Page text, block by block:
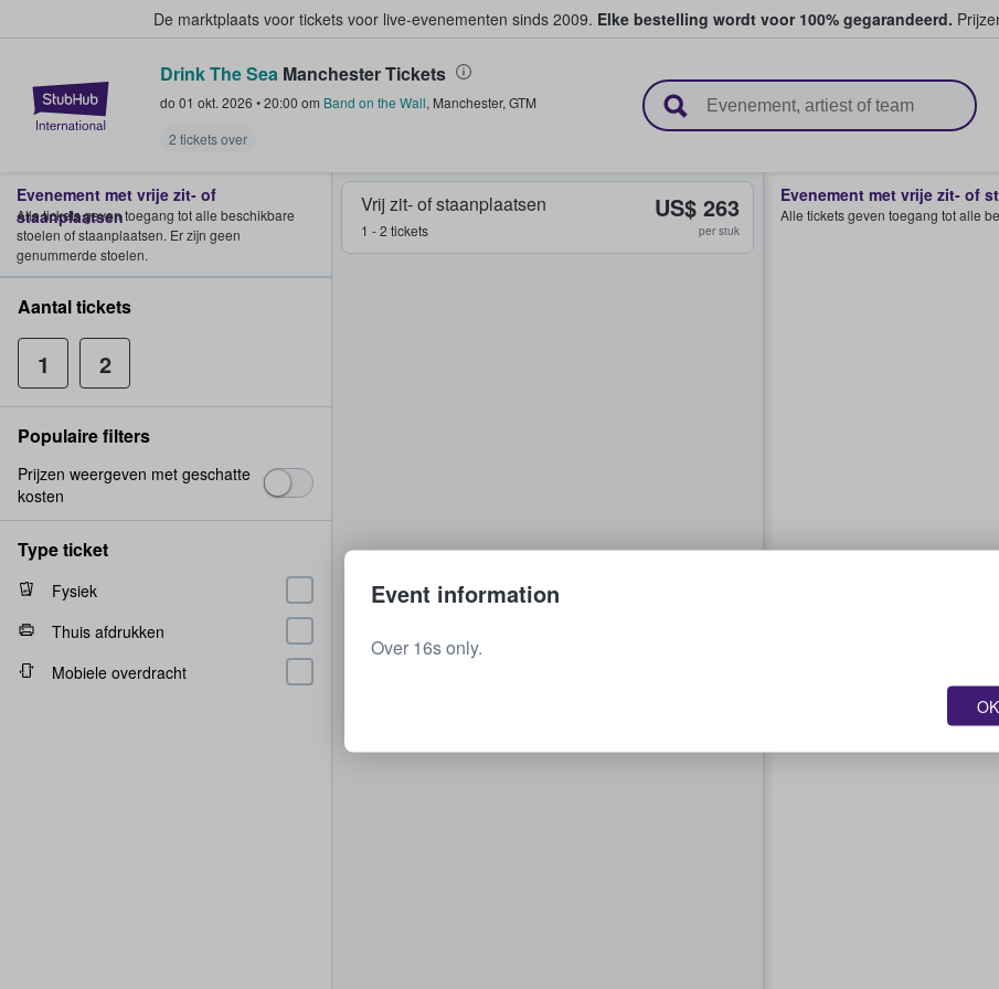
De marktplaats voor tickets voor live-evenementen sinds 2009. Elke bestelling wordt voor 100% gegarandeerd.
StubHub: waar fans tickets kopen en verkopen
Drink The Sea Manchester Tickets
do 01 okt. 2026 •20:00 om Band on the Wall, Manchester, GTM
2 tickets over
Vrij zit- of staanplaatsen
1 - 2 tickets
US$ 263
per stuk
Evenement met vrije zit- of
Alle tickets geven toegang tot alle
Evenement met vrije zit- of
staanplaatsen
Alle tickets geven toegang tot alle beschikbare
stoelen of staanplaatsen. Er zijn geen
genummerde stoelen.
Aantal tickets
1 2
Populaire filters
Prijzen weergeven met geschatte
kosten
Type ticket
Fysiek
Thuis afdrukken
Mobiele overdracht
Event information
Over 16s only.